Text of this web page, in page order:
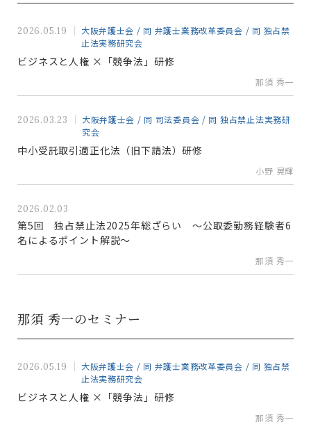
2026.05.19
大阪弁護士会 / 同 弁護士業務改革委員会 / 同 独占禁
止法実務研究会
ビジネスと人権 ×「競争法」研修
那須 秀一
2026.03.23
大阪弁護士会 / 同 司法委員会 / 同 独占禁止法実務研
究会
中小受託取引適正化法（旧下請法）研修
小野 晃輝
2026.02.03
第5回 独占禁止法2025年総ざらい ～公取委勤務経験者6
名によるポイント解説～
那須 秀一
那須 秀一のセミナー
2026.05.19
大阪弁護士会 / 同 弁護士業務改革委員会 / 同 独占禁
止法実務研究会
ビジネスと人権 ×「競争法」研修
那須 秀一